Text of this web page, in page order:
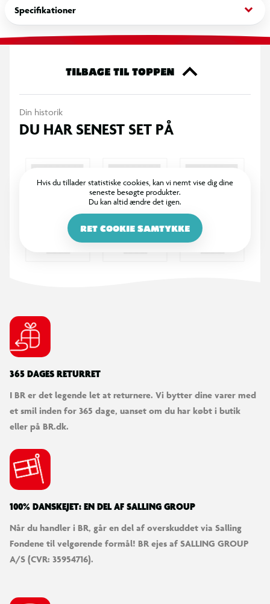
Vælg din strategi, hold hovedet koldt og se om du kan
overleve den snurrende zombie-invasion.
Spillet har tre hastighedsniveauer, så du kan udfordre både dig
9 målkort (røde/blå hold)
Kompatibel med alle NERF-skumprojektiler
Specifikationer keyboard_arrow_down
TILBAGE TIL TOPPEN
Din historik
DU HAR SENEST SET PÅ
Hvis du tillader statistiske cookies, kan vi nemt vise dig dine
seneste besøgte produkter.
Du kan altid ændre det igen.
RET COOKIE SAMTYKKE
365 DAGES RETURRET
I BR er det legende let at returnere. Vi bytter dine varer med
et smil inden for 365 dage, uanset om du har købt i butik
eller på BR.dk.
100% DANSKEJET: EN DEL AF SALLING GROUP
Når du handler i BR, går en del af overskuddet via Salling
Fondene til velgørende formål! BR ejes af SALLING GROUP
A/S (CVR: 35954716).